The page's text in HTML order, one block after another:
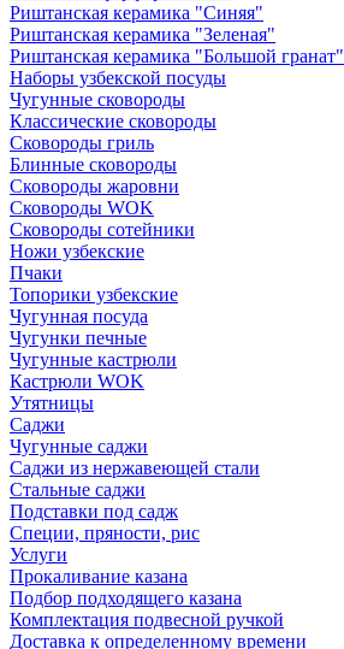
Риштанская керамика "Синяя"
Риштанская керамика "Зеленая"
Риштанская керамика "Большой гранат"
Наборы узбекской посуды
Чугунные сковороды
Классические сковороды
Сковороды гриль
Блинные сковороды
Сковороды жаровни
Сковороды WOK
Сковороды сотейники
Ножи узбекские
Пчаки
Топорики узбекские
Чугунная посуда
Чугунки печные
Чугунные кастрюли
Кастрюли WOK
Утятницы
Саджи
Чугунные саджи
Саджи из нержавеющей стали
Стальные саджи
Подставки под садж
Специи, пряности, рис
Услуги
Прокаливание казана
Подбор подходящего казана
Комплектация подвесной ручкой
Доставка к определенному времени